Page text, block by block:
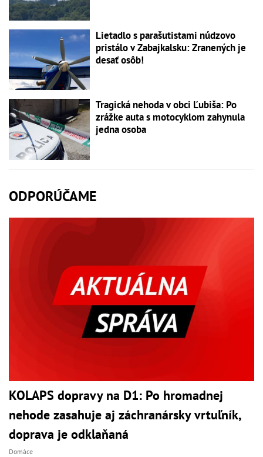
Lietadlo s parašutistami núdzovo
pristálo v Zabajkalsku: Zranených je
desať osôb!
Tragická nehoda v obci Ľubiša: Po
zrážke auta s motocyklom zahynula
jedna osoba
ODPORÚČAME
KOLAPS dopravy na D1: Po hromadnej
nehode zasahuje aj záchranársky vrtuľník,
doprava je odklaňaná
Domáce